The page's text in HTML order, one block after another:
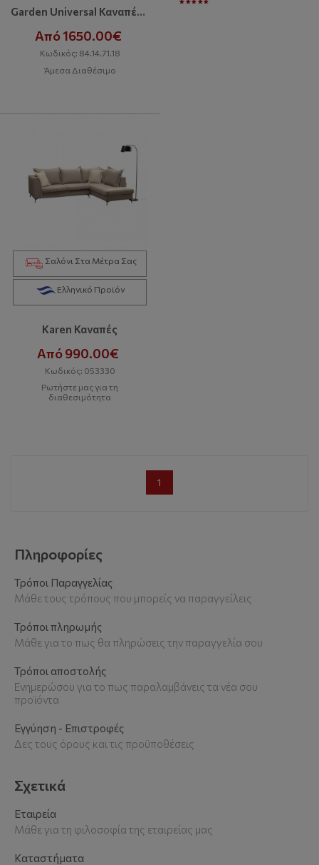
Garden Universal Καναπές Με Δώρο Σκαμπό
Από 1650.00€
Κωδικός: 84.14.71.18
Άμεσα Διαθέσιμο
Σαλόνι Στα Μέτρα Σας
Ελληνικό Προϊόν
Karen Καναπές
Από 990.00€
Κωδικός: 053330
Ρωτήστε μας για τη
διαθεσιμότητα
1
Πληροφορίες
Τρόποι Παραγγελίας
Μάθε τους τρόπους που μπορείς να παραγγείλεις
Τρόποι πληρωμής
Μάθε για το πως θα πληρώσεις την παραγγελία σου
Τρόποι αποστολής
Ενημερώσου για το πως παραλαμβάνεις τα νέα σου
προϊόντα
Εγγύηση - Επιστροφές
Δες τους όρους και τις προϋποθέσεις
Σχετικά
Εταιρεία
Μάθε για τη φιλοσοφία της εταιρείας μας
Καταστήματα